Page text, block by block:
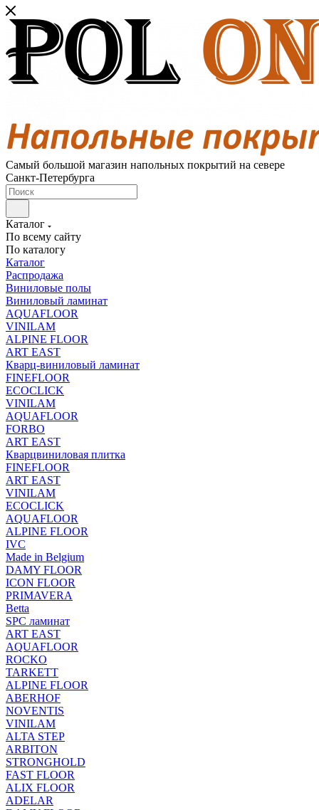
Самый большой магазин напольных покрытий на севере
Санкт-Петербурга
Каталог
По всему сайту
По каталогу
Каталог
Распродажа
Виниловые полы
Виниловый ламинат
AQUAFLOOR
VINILAM
ALPINE FLOOR
ART EAST
Кварц-виниловый ламинат
FINEFLOOR
ECOCLICK
VINILAM
AQUAFLOOR
FORBO
ART EAST
Кварцвиниловая плитка
FINEFLOOR
ART EAST
VINILAM
ECOCLICK
AQUAFLOOR
ALPINE FLOOR
IVC
Made in Belgium
DAMY FLOOR
ICON FLOOR
PRIMAVERA
Betta
SPC ламинат
ART EAST
AQUAFLOOR
ROCKO
TARKETT
ALPINE FLOOR
ABERHOF
NOVENTIS
VINILAM
ALTA STEP
ARBITON
STRONGHOLD
FAST FLOOR
ALIX FLOOR
ADELAR